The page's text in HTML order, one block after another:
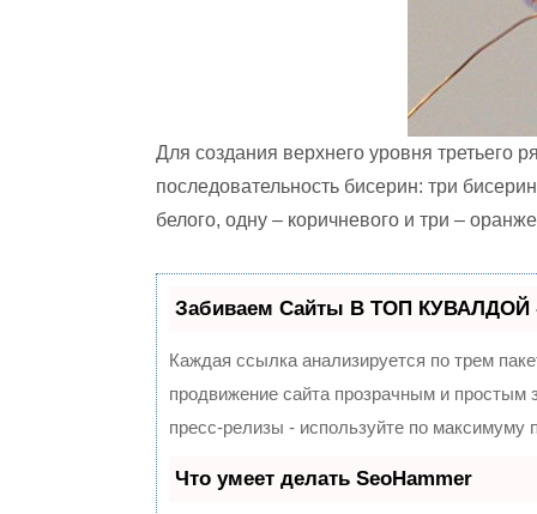
Для создания верхнего уровня третьего
последовательность бисерин: три
белого, одну – коричневого и три –
Забиваем Сайты В ТОП КУВАЛДОЙ -
Каждая ссылка анализируется по трем
продвижение сайта прозрачным и
пресс-релизы - используйте по
Что умеет делать SeoHammer